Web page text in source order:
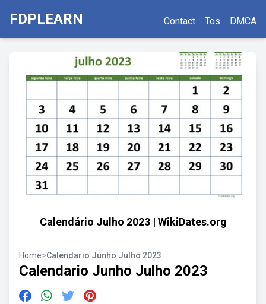
FDPLEARN Contact Tos DMCA
Calendário Julho 2023 | WikiDates.org
Home>Calendario Junho Julho 2023
Calendario Junho Julho 2023